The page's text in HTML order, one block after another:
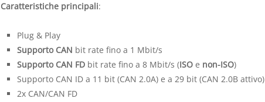
Caratteristiche principali:
Plug & Play
Supporto CAN bit rate fino a 1 Mbit/s
Supporto CAN FDbit rate fino a 8 Mbit/s (ISOe non-ISO)
Supporto CAN ID a 11 bit (CAN 2.0A) e a 29 bit (CAN 2.0B attivo)
2x CAN/CAN FD